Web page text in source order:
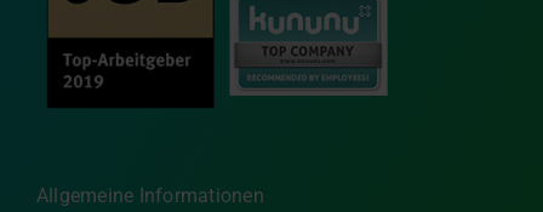
Allgemeine Informationen